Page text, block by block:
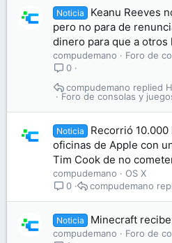
Noticia
Keanu Reeves
pero no para de
dinero para que a otros
compudemano
Foro de
0
Foro de consolas y
compudemano
Noticia
Recorrió
oficinas de Apple con
Tim Cook de no
compudemano
OS X
0
compudemano
Noticia Minecraft
compudemano
Foro de